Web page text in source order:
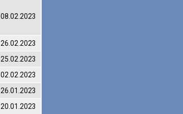
08.02.2023
26.02.2023
25.02.2023
02.02.2023
26.01.2023
20.01.2023